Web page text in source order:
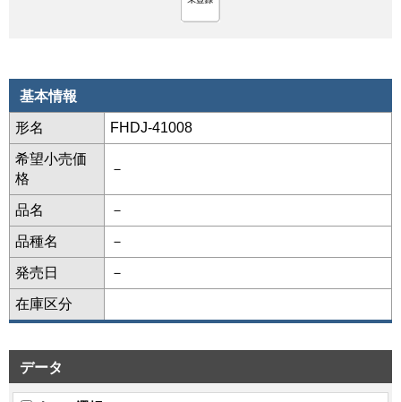
基本情報
形名 FHDJ-41008
希望小売価
格
－
品名 －
品種名 －
発売日 －
在庫区分
データ